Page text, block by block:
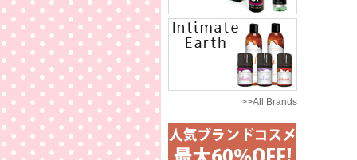
>>All Brands